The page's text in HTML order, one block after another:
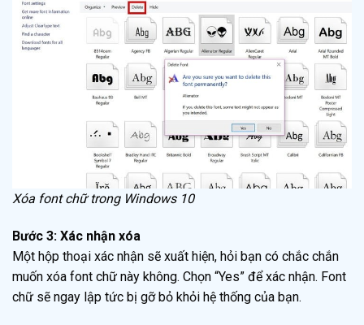
Xóa font chữ trong Windows 10
Bước 3: Xác nhận xóa
Một hộp thoại xác nhận sẽ xuất hiện, hỏi bạn có chắc chắn
muốn xóa font chữ này không. Chọn “Yes” để xác nhận. Font
chữ sẽ ngay lập tức bị gỡ bỏ khỏi hệ thống của bạn.